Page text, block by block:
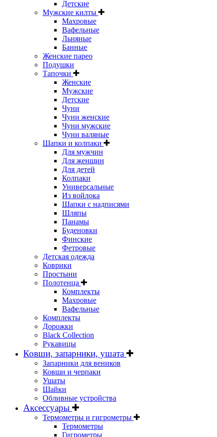
Детские
Мужские килты
Махровые
Вафельные
Льняные
Банные
Женские парео
Подушки
Тапочки
Женские
Мужские
Детские
Чуни
Чуни женские
Чуни мужские
Чуни валяные
Шапки и колпаки
Для мужчин
Для женщин
Для детей
Колпаки
Универсальные
Из войлока
Шапки с надписями
Шляпы
Панамы
Буденовки
Финские
Фетровые
Детская одежда
Коврики
Простыни
Полотенца
Комплекты
Махровые
Вафельные
Комплекты
Дорожки
Black Collection
Рукавицы
Ковши, запарники, ушата
Запарники для веников
Ковши и черпаки
Ушаты
Шайки
Обливные устройства
Аксессуары
Термометры и гигрометры
Термометры
Гигрометры